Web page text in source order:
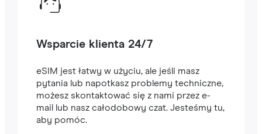
Wsparcie klienta 24/7
eSIM jest łatwy w użyciu, ale jeśli masz
pytania lub napotkasz problemy techniczne,
możesz skontaktować się z nami przez e-
mail lub nasz całodobowy czat. Jesteśmy tu,
aby pomóc.